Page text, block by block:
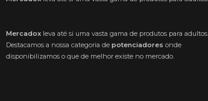
Mercadox leva até si uma vasta gama de produtos para adultos.
Destacamos a nossa categoria de potenciadores onde
disponibilizamos o que de melhor existe no mercado.